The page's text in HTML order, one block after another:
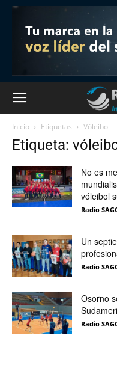
Inicio Etiquetas Vóleibol
Etiqueta:
No es
vóleibol
Radio
Un
Radio
Osorno
Radio